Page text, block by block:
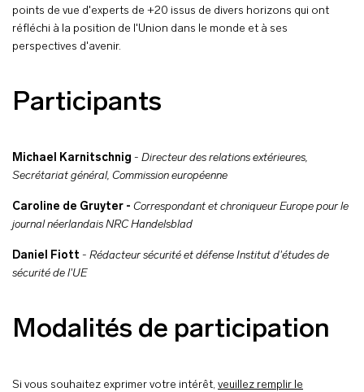
points de vue d'experts de +20 issus de divers horizons qui ont
réfléchi à la position de l'Union dans le monde et à ses
perspectives d'avenir.
Participants
Michael Karnitschnig - Directeur des relations extérieures,
Secrétariat général, Commission européenne
Caroline de Gruyter - Correspondant et chroniqueur Europe pour le
journal néerlandais NRC Handelsblad
Daniel Fiott - Rédacteur sécurité et défense Institut d'études de
sécurité de l'UE
Modalités de participation
Si vous souhaitez exprimer votre intérêt, veuillez remplir le